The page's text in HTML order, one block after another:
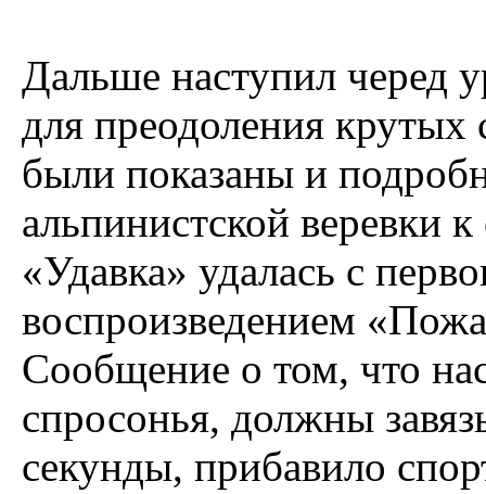
Дальше наступил черед
для преодоления
были показаны и
альпинистской веревки
«Удавка» удалась с
воспроизведением
Сообщение о том, что
спросонья, должны
секунды, прибавило